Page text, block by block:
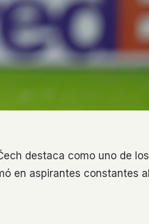
destaca como uno de los
en aspirantes constantes